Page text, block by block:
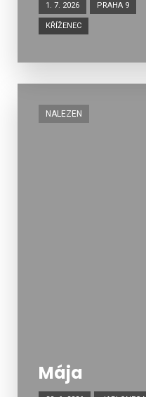
1. 7. 2026 PRAHA 9
KŘÍŽENEC
NALEZEN
Mája